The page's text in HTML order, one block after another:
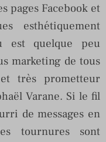
pages Facebook et
esthétiquement
est quelque peu
marketing de tous
très prometteur
Varane. Si le fil
de messages en
tournures sont